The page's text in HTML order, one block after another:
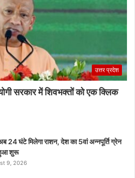
उत्तर प्रदेश
सरकार में शिवभक्तों को एक क्लिक
24 घंटे मिलेगा राशन, देश का 5वां अन्नपूर्ति ग्रेन
शुरू
9, 2026